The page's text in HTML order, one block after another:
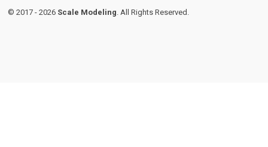
© 2017 - 2026 Scale Modeling. All Rights Reserved.